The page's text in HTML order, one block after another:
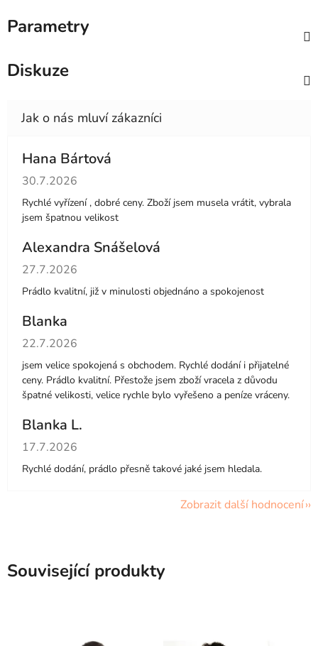
Parametry
Diskuze
Hana Bártová
Hodnocení obchodu je 4 z 5 hvězdiček.
30.7.2026
Rychlé vyřízení , dobré ceny. Zboží jsem musela vrátit, vybrala
jsem špatnou velikost
Alexandra Snášelová
Hodnocení obchodu je 5 z 5 hvězdiček.
27.7.2026
Prádlo kvalitní, již v minulosti objednáno a spokojenost
Blanka
Hodnocení obchodu je 5 z 5 hvězdiček.
22.7.2026
jsem velice spokojená s obchodem. Rychlé dodání i přijatelné
ceny. Prádlo kvalitní. Přestože jsem zboží vracela z důvodu
špatné velikosti, velice rychle bylo vyřešeno a peníze vráceny.
Blanka L.
Hodnocení obchodu je 5 z 5 hvězdiček.
17.7.2026
Rychlé dodání, prádlo přesně takové jaké jsem hledala.
Zobrazit další hodnocení
Související produkty